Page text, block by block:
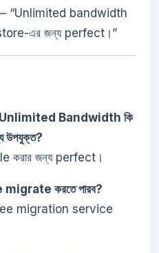
– “Unlimited bandwidth
এর জন্য perfect।”
Bandwidth কি
করার জন্য perfect।
করতে পারব?
migration service